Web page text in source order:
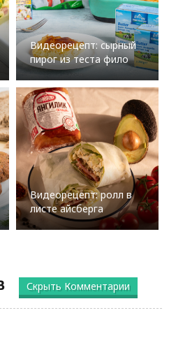
Видеорецепт: сырный
пирог из теста фило
Видеорецепт: ролл в
листе айсберга
Скрыть Комментарии